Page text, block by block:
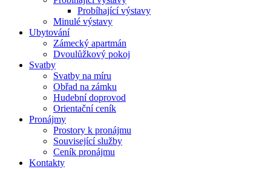
Probíhající výstavy
Minulé výstavy
Ubytování
Zámecký apartmán
Dvoulůžkový pokoj
Svatby
Svatby na míru
Obřad na zámku
Hudební doprovod
Orientační ceník
Pronájmy
Prostory k pronájmu
Související služby
Ceník pronájmu
Kontakty